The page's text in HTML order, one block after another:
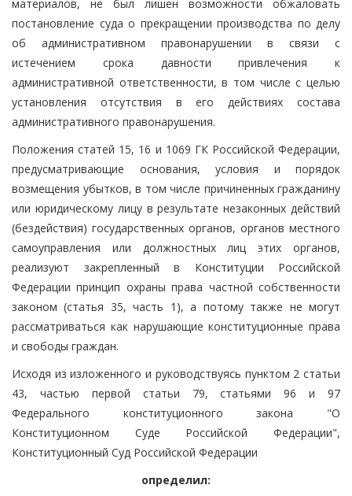
материалов, не был лишен возможности обжаловать
постановление суда о прекращении производства по делу
об административном правонарушении в связи с
истечением срока давности привлечения к
административной ответственности, в том числе с целью
установления отсутствия в его действиях состава
административного правонарушения.
Положения статей 15, 16 и 1069 ГК Российской Федерации,
предусматривающие основания, условия и порядок
возмещения убытков, в том числе причиненных гражданину
или юридическому лицу в результате незаконных действий
(бездействия) государственных органов, органов местного
самоуправления или должностных лиц этих органов,
реализуют закрепленный в Конституции Российской
Федерации принцип охраны права частной собственности
законом (статья 35, часть 1), а потому также не могут
рассматриваться как нарушающие конституционные права
и свободы граждан.
Исходя из изложенного и руководствуясь пунктом 2 статьи
43, частью первой статьи 79, статьями 96 и 97
Федерального конституционного закона "О
Конституционном Суде Российской Федерации",
Конституционный Суд Российской Федерации
определил: